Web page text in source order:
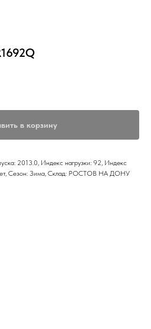
в корзину
2013.0, Индекс нагрузки: 92, Индекс
Сезон: Зима, Склад: РОСТОВ НА ДОНУ